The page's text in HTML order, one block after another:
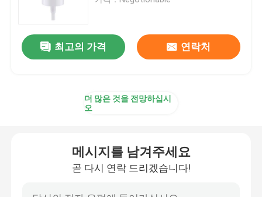
화장용 펌프 분배기
최고의 가격 연락처
더 많은 것을 전망하십시
오
메시지를 남겨주세요
곧 다시 연락 드리겠습니다!